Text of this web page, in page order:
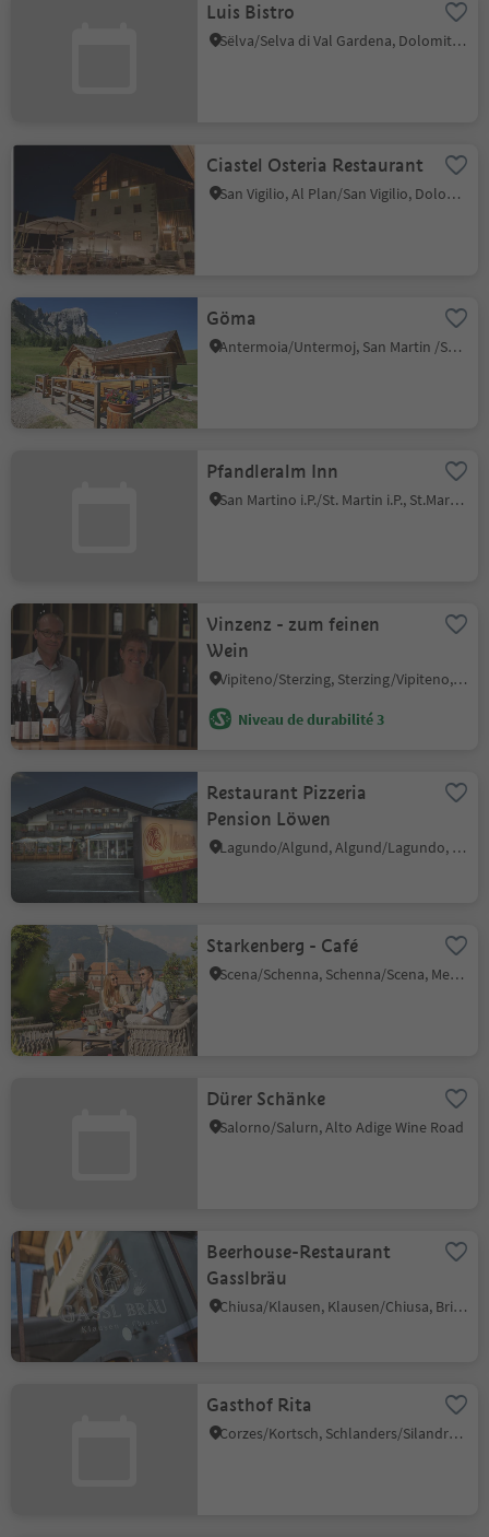
Luis Bistro
Sëlva/Selva di Val Gardena, Dolomites Region Val Gardena
Ciastel Osteria Restaurant
San Vigilio, Al Plan/San Vigilio, Dolomites Region Kronplatz/Plan de Corones
Göma
Antermoia/Untermoj, San Martin /San Martino, Dolomites Region Kronplatz/Plan de Corones
Pfandleralm Inn
San Martino i.P./St. Martin i.P., St.Martin in Passeier/San Martino in Passiria, Meran/Merano and environs
Vinzenz - zum feinen
Wein
Vipiteno/Sterzing, Sterzing/Vipiteno, Sterzing/Vipiteno and environs
Niveau de durabilité 3
Restaurant Pizzeria
Pension Löwen
Lagundo/Algund, Algund/Lagundo, Meran/Merano and environs
Starkenberg - Café
Scena/Schenna, Schenna/Scena, Meran/Merano and environs
Dürer Schänke
Salorno/Salurn, Alto Adige Wine Road
Beerhouse-Restaurant
Gasslbräu
Chiusa/Klausen, Klausen/Chiusa, Brixen/Bressanone and environs
Gasthof Rita
Corzes/Kortsch, Schlanders/Silandro, Vinschgau/Val Venosta